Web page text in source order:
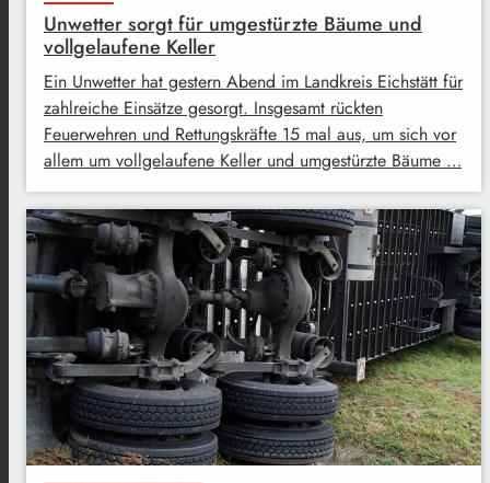
Unwetter sorgt für umgestürzte Bäume und
vollgelaufene Keller
Ein Unwetter hat gestern Abend im Landkreis Eichstätt für
zahlreiche Einsätze gesorgt. Insgesamt rückten
Feuerwehren und Rettungskräfte 15 mal aus, um sich vor
allem um vollgelaufene Keller und umgestürzte Bäume …